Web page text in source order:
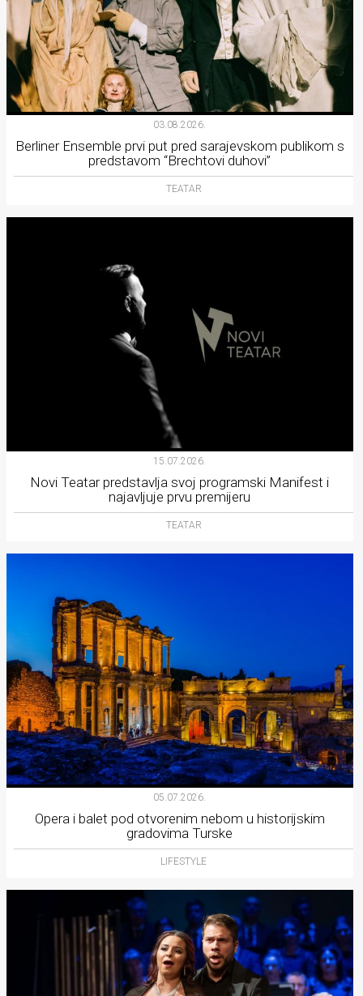
03.08.2026.
Berliner Ensemble prvi put pred sarajevskom publikom s
predstavom “Brechtovi duhovi”
TEATAR
15.07.2026.
Novi Teatar predstavlja svoj programski Manifest i
najavljuje prvu premijeru
TEATAR
05.07.2026.
Opera i balet pod otvorenim nebom u historijskim
gradovima Turske
LIFESTYLE